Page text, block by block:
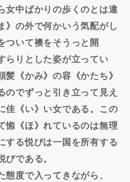
女中ばかりの歩くのとは違
》の外で何かいう気配がし
ついて襖をそうっと開
らりとした姿が立ってい
《かみ》の容《かたち》
のでずっと引き立って見え
佳《い》い女である。この
惚《ほ》れているのは無理
する悦びは一国を所有する
である。
度で入ってきながら、